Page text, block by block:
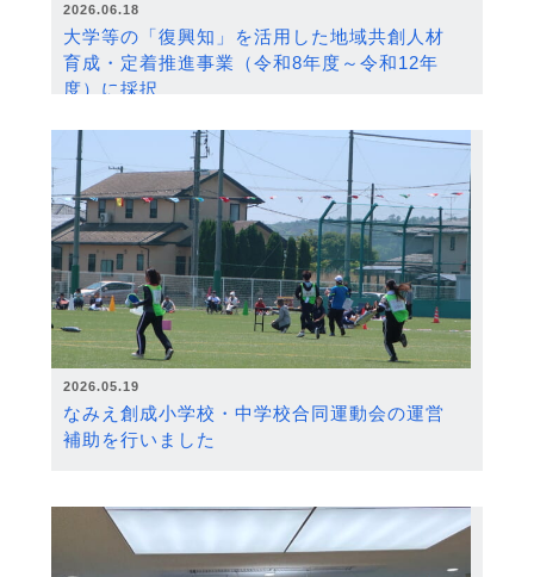
2026.06.18
大学等の「復興知」を活用した地域共創人材
育成・定着推進事業（令和8年度～令和12年
度）に採択
2026.05.19
なみえ創成小学校・中学校合同運動会の運営
補助を行いました